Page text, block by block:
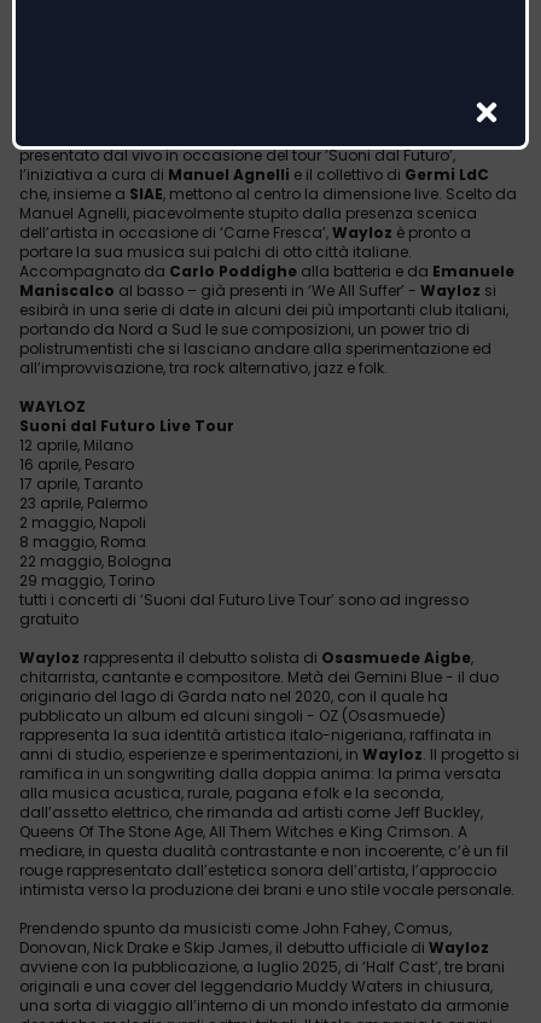
presentato dal vivo in occasione del tour ‘Suoni dal Futuro’,
l’iniziativa a cura di Manuel Agnelli e il collettivo di Germi LdC
che, insieme a SIAE, mettono al centro la dimensione live. Scelto da
Manuel Agnelli, piacevolmente stupito dalla presenza scenica
dell’artista in occasione di ‘Carne Fresca’,Wayloz è pronto a
portare la sua musica sui palchi di otto città italiane.
Accompagnato da Carlo Poddighe alla batteria e da Emanuele
Maniscalco al basso – già presenti in ‘We All Suffer’ - Wayloz si
esibirà in una serie di date in alcuni dei più importanti club italiani,
portando da Nord a Sud le sue composizioni, un power trio di
polistrumentisti che si lasciano andare alla sperimentazione ed
all’improvvisazione, tra rock alternativo, jazz e folk.
WAYLOZ
Suoni dal Futuro Live Tour
12 aprile, Milano
16 aprile, Pesaro
17 aprile, Taranto
23 aprile, Palermo
2 maggio, Napoli
8 maggio, Roma
22 maggio, Bologna
29 maggio, Torino
tutti i concerti di ‘Suoni dal Futuro Live Tour’ sono ad ingresso
gratuito
Wayloz rappresenta il debutto solista di Osasmuede Aigbe,
chitarrista, cantante e compositore. Metà dei Gemini Blue - il duo
originario del lago di Garda nato nel 2020, con il quale ha
pubblicato un album ed alcuni singoli - OZ (Osasmuede)
rappresenta la sua identità artistica italo-nigeriana, raffinata in
anni di studio, esperienze e sperimentazioni, in Wayloz. Il progetto si
ramifica in un songwriting dalla doppia anima: la prima versata
alla musica acustica, rurale, pagana e folk e la seconda,
dall’assetto elettrico, che rimanda ad artisti come Jeff Buckley,
Queens Of The Stone Age, All Them Witches e King Crimson. A
mediare, in questa dualità contrastante e non incoerente, c’è un fil
rouge rappresentato dall’estetica sonora dell’artista, l’approccio
intimista verso la produzione dei brani e uno stile vocale personale.
Prendendo spunto da musicisti come John Fahey, Comus,
Donovan, Nick Drake e Skip James, il debutto ufficiale di Wayloz
avviene con la pubblicazione, a luglio 2025, di ‘Half Cast’, tre brani
originali e una cover del leggendario Muddy Waters in chiusura,
una sorta di viaggio all’interno di un mondo infestato da armonie